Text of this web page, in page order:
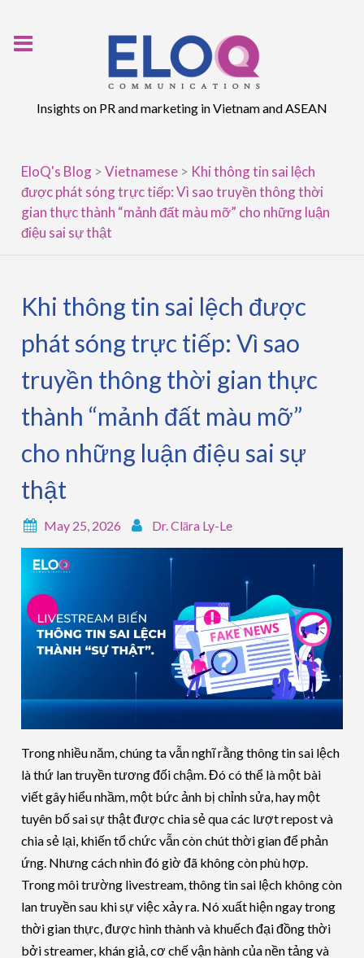
Insights on PR and marketing in Vietnam and ASEAN
EloQ's Blog >Vietnamese > Khi thông tin sai lệch
được phát sóng trực tiếp: Vì sao truyền thông thời
gian thực thành “mảnh đất màu mỡ” cho những luận
điệu sai sự thật
Khi thông tin sai lệch được
phát sóng trực tiếp: Vì sao
truyền thông thời gian thực
thành “mảnh đất màu mỡ”
cho những luận điệu sai sự
thật
May 25, 2026 Dr. Clāra Ly-Le
Trong nhiều năm, chúng ta vẫn nghĩ rằng thông tin sai lệch
là thứ lan truyền tương đối chậm. Đó có thể là một bài
viết gây hiểu nhầm, một bức ảnh bị chỉnh sửa, hay một
tuyên bố sai sự thật được chia sẻ qua các lượt repost và
chia sẻ lại, khiến tổ chức vẫn còn chút thời gian để phản
ứng. Nhưng cách nhìn đó giờ đã không còn phù hợp.
Trong môi trường livestream, thông tin sai lệch không còn
lan truyền sau khi sự việc xảy ra. Nó xuất hiện ngay trong
thời gian thực, được hình thành và khuếch đại đồng thời
bởi streamer, khán giả, cơ chế vận hành của nền tảng và